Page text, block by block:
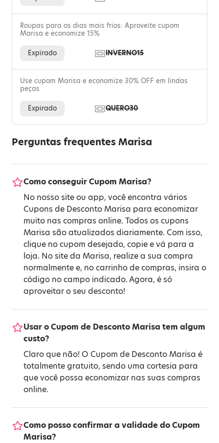
Roupas para os dias mais frios: Aproveite cupom
Marisa e economize 15%
Expirado INVERNO15
Use cupom Marisa e economize 30% OFF em lindas
peças
Expirado QUERO30
Perguntas frequentes Marisa
Como conseguir Cupom Marisa?
No nosso site ou app, você encontra vários
Cupons de Desconto Marisa para economizar
muito nas compras online. Todos os cupons
Marisa são atualizados diariamente. Com isso,
clique no cupom desejado, copie e vá para a
loja. No site da Marisa, realize a sua compra
normalmente e, no carrinho de compras, insira o
código no campo indicado. Agora, é só
aproveitar o seu desconto!
Usar o Cupom de Desconto Marisa tem algum
custo?
Claro que não! O Cupom de Desconto Marisa é
totalmente gratuito, sendo uma cortesia para
que você possa economizar nas suas compras
online.
Como posso confirmar a validade do Cupom
Marisa?